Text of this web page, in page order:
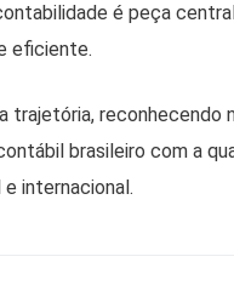
é peça
eficiente.
trajetória, reconhecendo
brasileiro com a
internacional.